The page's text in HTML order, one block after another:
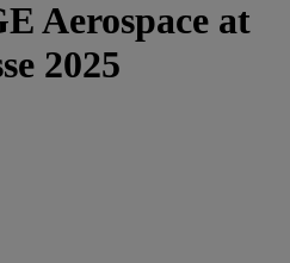
Aerospace at
2025